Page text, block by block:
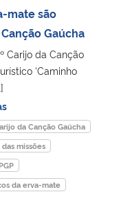
mate são
Gaúcha
Carijo da Canção
‘Caminho
da Canção Gaúcha
missões
da erva-mate